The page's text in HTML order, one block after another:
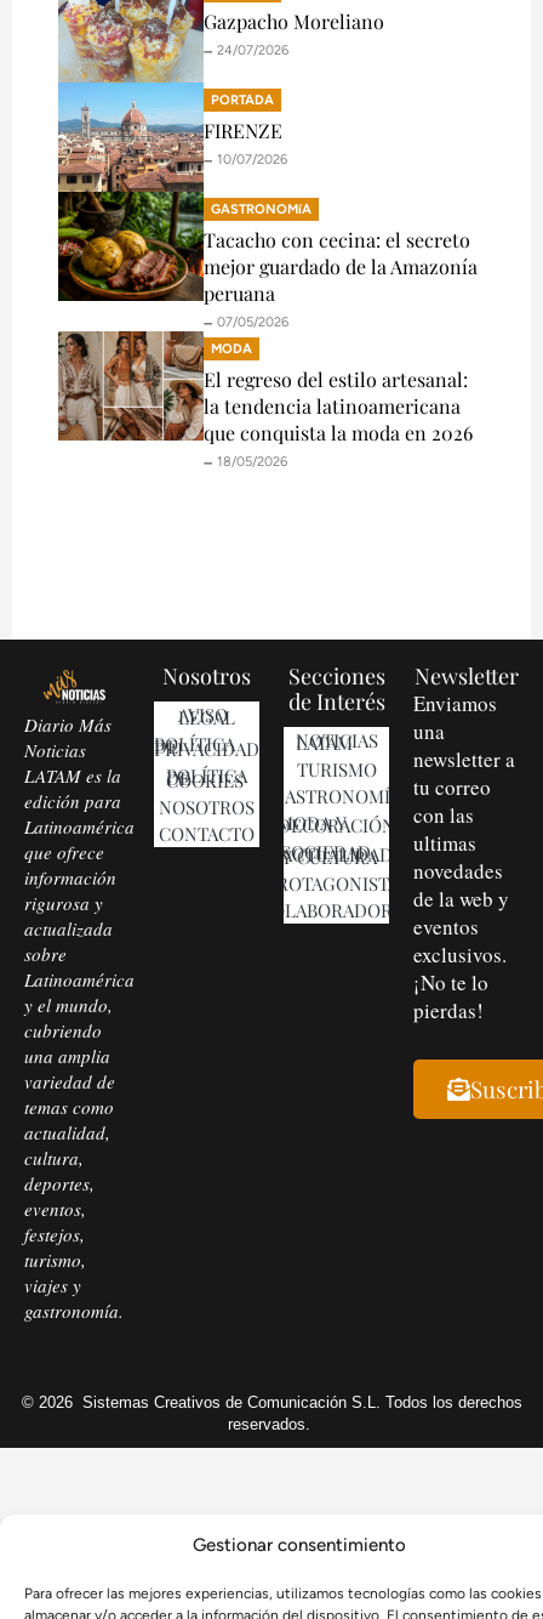
Gestionar consentimiento
Para ofrecer las mejores experiencias, utilizamos tecnologías como las cookies
almacenar y/o acceder a la información del dispositivo. El consentimiento de
Gazpacho Moreliano
🗕️ 24/07/2026
PORTADA
FIRENZE
🗕️ 10/07/2026
GASTRONOMíA
Tacacho con cecina: el secreto
mejor guardado de la Amazonía
peruana
🗕️ 07/05/2026
MODA
El regreso del estilo artesanal:
la tendencia latinoamericana
que conquista la moda en 2026
🗕️ 18/05/2026
Diario Más
Noticias
LATAM es la
edición para
Latinoamérica
que ofrece
información
rigurosa y
actualizada
sobre
Latinoamérica
y el mundo,
cubriendo
una amplia
variedad de
temas como
actualidad,
cultura,
deportes,
eventos,
festejos,
turismo,
viajes y
gastronomía.
Nosotros
AVISO LEGAL
POLÍTICA DE PRIVACIDAD
POLÍTICA DE COOKIES
NOSOTROS
CONTACTO
Secciones
de Interés
NOTICIAS LATAM
TURISMO
GASTRONOMÍA
MODA Y DECORACIÓN
SOCIEDAD, ACTUALIDAD Y CULTURA
PROTAGONISTAS
COLABORADORES
Newsletter
Enviamos
una
newsletter a
tu correo
con las
ultimas
novedades
de la web y
eventos
exclusivos.
¡No te lo
pierdas!
© 2026 Sistemas Creativos de Comunicación S.L. Todos los derechos
reservados.